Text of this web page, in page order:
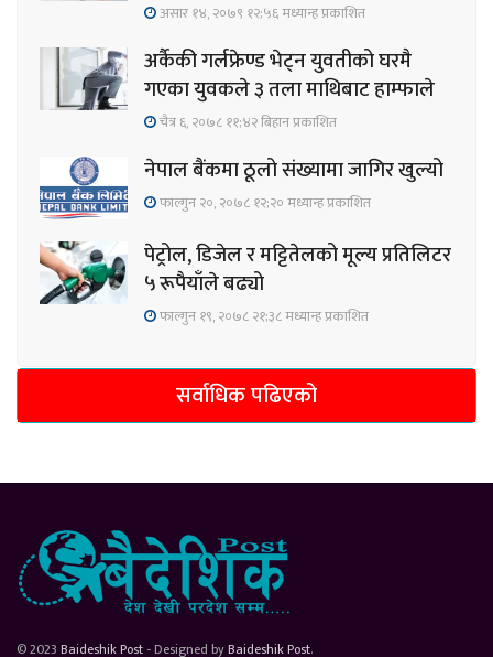
असार १४, २०७९ १२;५६ मध्यान्ह प्रकाशित
अर्कैकी गर्लफ्रेण्ड भेट्न युवतीको घरमै
गएका युवकले ३ तला माथिबाट हाम्फाले
चैत्र ६, २०७८ ११;४२ बिहान प्रकाशित
नेपाल बैंकमा ठूलो संख्यामा जागिर खुल्यो
फाल्गुन २०, २०७८ १२;२० मध्यान्ह प्रकाशित
पेट्रोल, डिजेल र मट्टितेलको मूल्य प्रतिलिटर
५ रूपैयाँले बढ्यो
फाल्गुन १९, २०७८ २१;३८ मध्यान्ह प्रकाशित
सर्वाधिक पढिएको
© 2023 Baideshik Post - Designed byBaideshik Post.